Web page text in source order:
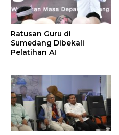
Ratusan Guru di
Sumedang Dibekali
Pelatihan AI